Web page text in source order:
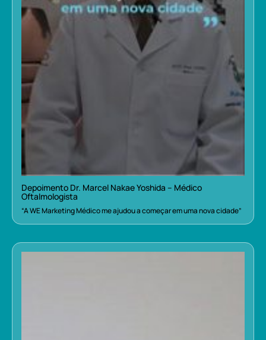
Depoimento Dr. Marcel Nakae Yoshida – Médico
Oftalmologista
“A WE Marketing Médico me ajudou a começar em uma nova cidade”